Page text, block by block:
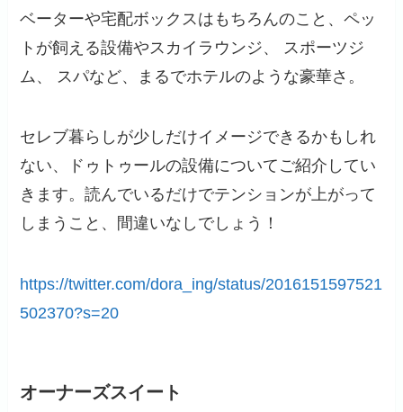
ベーターや宅配ボックスはもちろんのこと、ペッ
トが飼える設備やスカイラウンジ、 スポーツジ
ム、 スパなど、まるでホテルのような豪華さ。
セレブ暮らしが少しだけイメージできるかもしれ
ない、ドゥトゥールの設備についてご紹介してい
きます。読んでいるだけでテンションが上がって
しまうこと、間違いなしでしょう！
https://twitter.com/dora_ing/status/2016151597521
502370?s=20
オーナーズスイート